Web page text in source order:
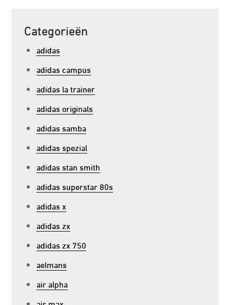
Categorieën
adidas
adidas campus
adidas la trainer
adidas originals
adidas samba
adidas spezial
adidas stan smith
adidas superstar 80s
adidas x
adidas zx
adidas zx 750
aelmans
air alpha